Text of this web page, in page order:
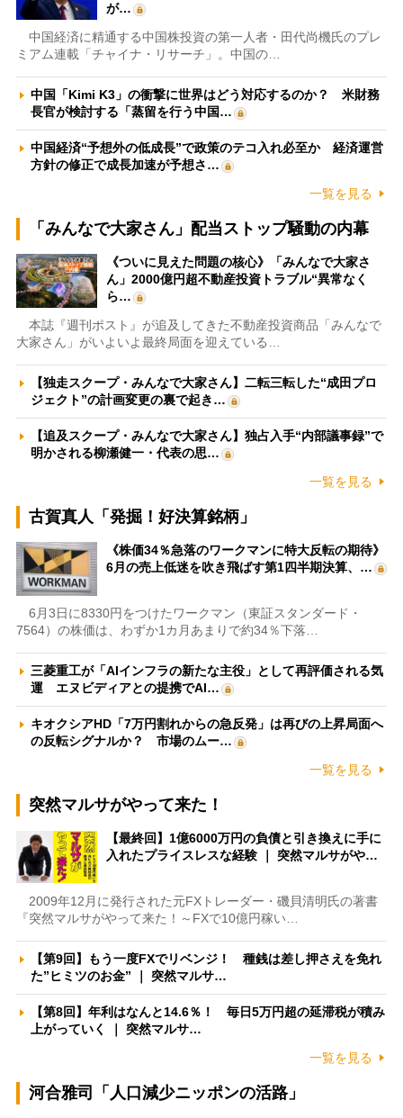
が…
中国経済に精通する中国株投資の第一人者・田代尚機氏のプレ
ミアム連載「チャイナ・リサーチ」。中国の…
中国「Kimi K3」の衝撃に世界はどう対応するのか？ 米財務
長官が検討する「蒸留を行う中国…
中国経済“予想外の低成長”で政策のテコ入れ必至か 経済運営
方針の修正で成長加速が予想さ…
一覧を見る
「みんなで大家さん」配当ストップ騒動の内幕
《ついに見えた問題の核心》「みんなで大家さ
ん」2000億円超不動産投資トラブル“異常なく
ら…
本誌『週刊ポスト』が追及してきた不動産投資商品「みんなで
大家さん」がいよいよ最終局面を迎えている…
【独走スクープ・みんなで大家さん】二転三転した“成田プロ
ジェクト”の計画変更の裏で起き…
【追及スクープ・みんなで大家さん】独占入手“内部議事録”で
明かされる柳瀬健一・代表の思…
一覧を見る
古賀真人「発掘！好決算銘柄」
《株価34％急落のワークマンに特大反転の期待》
6月の売上低迷を吹き飛ばす第1四半期決算、…
6月3日に8330円をつけたワークマン（東証スタンダード・
7564）の株価は、わずか1カ月あまりで約34％下落…
三菱重工が「AIインフラの新たな主役」として再評価される気
運 エヌビディアとの提携でAI…
キオクシアHD「7万円割れからの急反発」は再びの上昇局面へ
の反転シグナルか？ 市場のムー…
一覧を見る
突然マルサがやって来た！
【最終回】1億6000万円の負債と引き換えに手に
入れたプライスレスな経験 ｜ 突然マルサがや…
2009年12月に発行された元FXトレーダー・磯貝清明氏の著書
『突然マルサがやって来た！～FXで10億円稼い…
【第9回】もう一度FXでリベンジ！ 種銭は差し押さえを免れ
た”ヒミツのお金” ｜ 突然マルサ…
【第8回】年利はなんと14.6％！ 毎日5万円超の延滞税が積み
上がっていく ｜ 突然マルサ…
一覧を見る
河合雅司「人口減少ニッポンの活路」